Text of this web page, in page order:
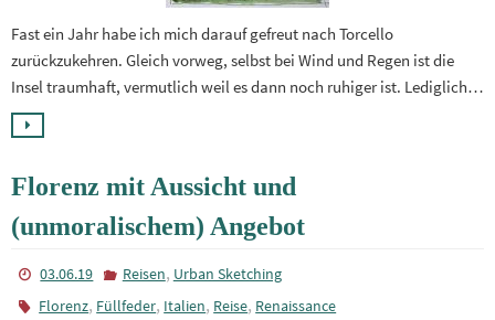
Fast ein Jahr habe ich mich darauf gefreut nach Torcello
zurückzukehren. Gleich vorweg, selbst bei Wind und Regen ist die
Insel traumhaft, vermutlich weil es dann noch ruhiger ist. Lediglich…
Florenz mit Aussicht und
(unmoralischem) Angebot
03.06.19 Reisen, Urban Sketching
Florenz, Füllfeder, Italien, Reise, Renaissance